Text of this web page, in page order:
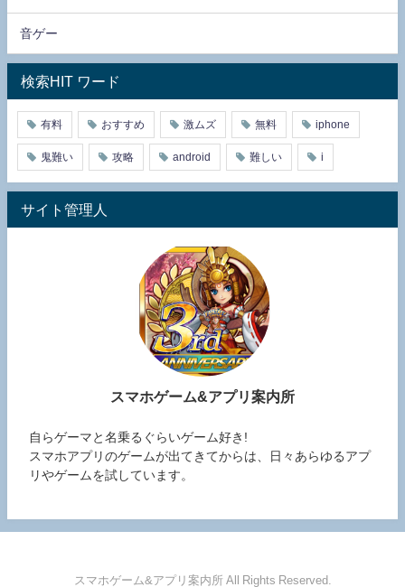
音ゲー
検索HIT ワード
有料 おすすめ 激ムズ 無料 iphone
鬼難い 攻略 android 難しい i
サイト管理人
スマホゲーム&アプリ案内所
自らゲーマと名乗るぐらいゲーム好き!
スマホアプリのゲームが出てきてからは、日々あらゆるアプ
リやゲームを試しています。
スマホゲーム&アプリ案内所 All Rights Reserved.